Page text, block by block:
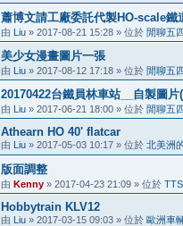
蕭博文請工廠委託代製HO-scale鐵
由 Liu » 2017-08-21 15:28 » 位於 閒聊五
美少女漫畫圖片一張
由 Liu » 2017-08-12 17:18 » 位於 閒聊五
20170422台鐵員林車站__自製圖片
由 Liu » 2017-06-21 18:00 » 位於 閒聊五
Athearn HO 40' flatcar
由 Liu » 2017-05-03 10:17 » 位於 北美洲
版面調整
由 Kenny » 2017-04-23 21:09 » 位於
Hobbytrain KLV12
由 Liu » 2017-03-15 09:03 » 位於 歐洲車